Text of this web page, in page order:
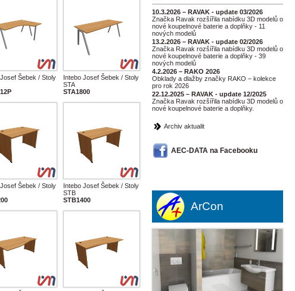
Šebek / Stoly
Intebo Josef Šebek / Stoly
STA
STA1800
Šebek / Stoly
Intebo Josef Šebek / Stoly
STB
STB1400
10.3.2026 – RAVAK - update 03/2026
Značka Ravak rozšířila nabídku 3D modelů o
nové koupelnové baterie a doplňky - 11
nových modelů
13.2.2026 – RAVAK - update 02/2026
Značka Ravak rozšířila nabídku 3D modelů o
nové koupelnové baterie a doplňky - 39
nových modelů
4.2.2026 – RAKO 2026
Obklady a dlažby značky RAKO – kolekce
pro rok 2026
22.12.2025 – RAVAK - update 12/2025
Značka Ravak rozšířila nabídku 3D modelů o
nové koupelnové baterie a doplňky.
Archiv aktualit
AEC-DATA na Facebooku
ArCon